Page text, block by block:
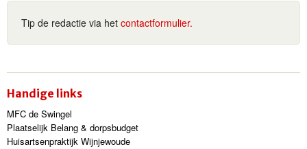
Tip de redactie via het contactformulier.
Handige links
MFC de Swingel
Plaatselijk Belang & dorpsbudget
Huisartsenpraktijk Wijnjewoude